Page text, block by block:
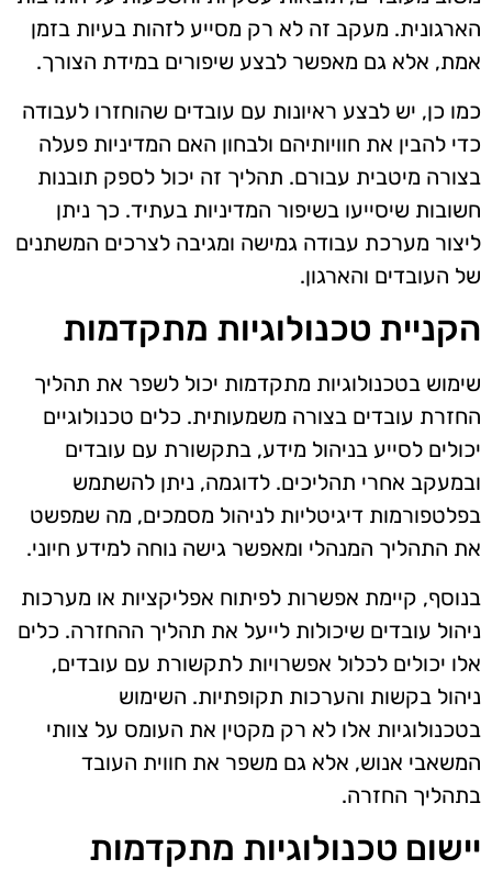
הארגונית. מעקב זה לא רק מסייע לזהות בעיות בזמן
אמת, אלא גם מאפשר לבצע שיפורים במידת הצורך.
כמו כן, יש לבצע ראיונות עם עובדים שהוחזרו לעבודה
כדי להבין את חוויותיהם ולבחון האם המדיניות פעלה
בצורה מיטבית עבורם. תהליך זה יכול לספק תובנות
חשובות שיסייעו בשיפור המדיניות בעתיד. כך ניתן
ליצור מערכת עבודה גמישה ומגיבה לצרכים המשתנים
של העובדים והארגון.
הקניית טכנולוגיות מתקדמות
שימוש בטכנולוגיות מתקדמות יכול לשפר את תהליך
החזרת עובדים בצורה משמעותית. כלים טכנולוגיים
יכולים לסייע בניהול מידע, בתקשורת עם עובדים
ובמעקב אחרי תהליכים. לדוגמה, ניתן להשתמש
בפלטפורמות דיגיטליות לניהול מסמכים, מה שמפשט
את התהליך המנהלי ומאפשר גישה נוחה למידע חיוני.
בנוסף, קיימת אפשרות לפיתוח אפליקציות או מערכות
ניהול עובדים שיכולות לייעל את תהליך ההחזרה. כלים
אלו יכולים לכלול אפשרויות לתקשורת עם עובדים,
ניהול בקשות והערכות תקופתיות. השימוש
בטכנולוגיות אלו לא רק מקטין את העומס על צוותי
המשאבי אנוש, אלא גם משפר את חווית העובד
בתהליך החזרה.
יישום טכנולוגיות מתקדמות